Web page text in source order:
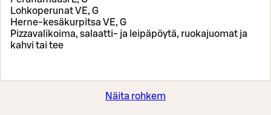
Lohkoperunat VE, G
Herne-kesäkurpitsa VE, G
Pizzavalikoima, salaatti- ja leipäpöytä, ruokajuomat ja
kahvi tai tee
Näita rohkem